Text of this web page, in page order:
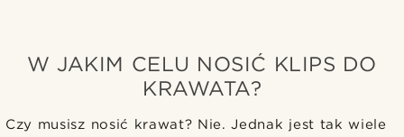
W JAKIM CELU NOSIĆ KLIPS DO
KRAWATA?
Czy musisz nosić krawat? Nie. Jednak jest tak wiele